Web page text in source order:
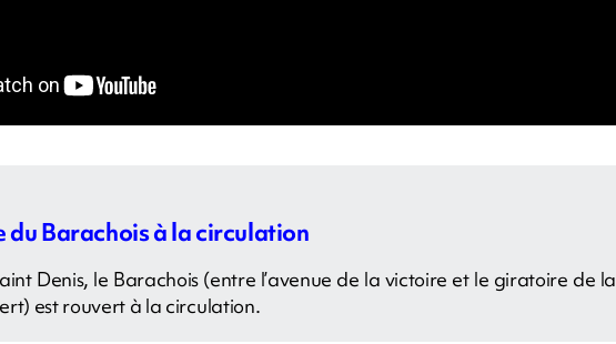
du Barachois à la circulation
Denis, le Barachois (entre l’avenue de la victoire et le giratoire de la
est rouvert à la circulation.